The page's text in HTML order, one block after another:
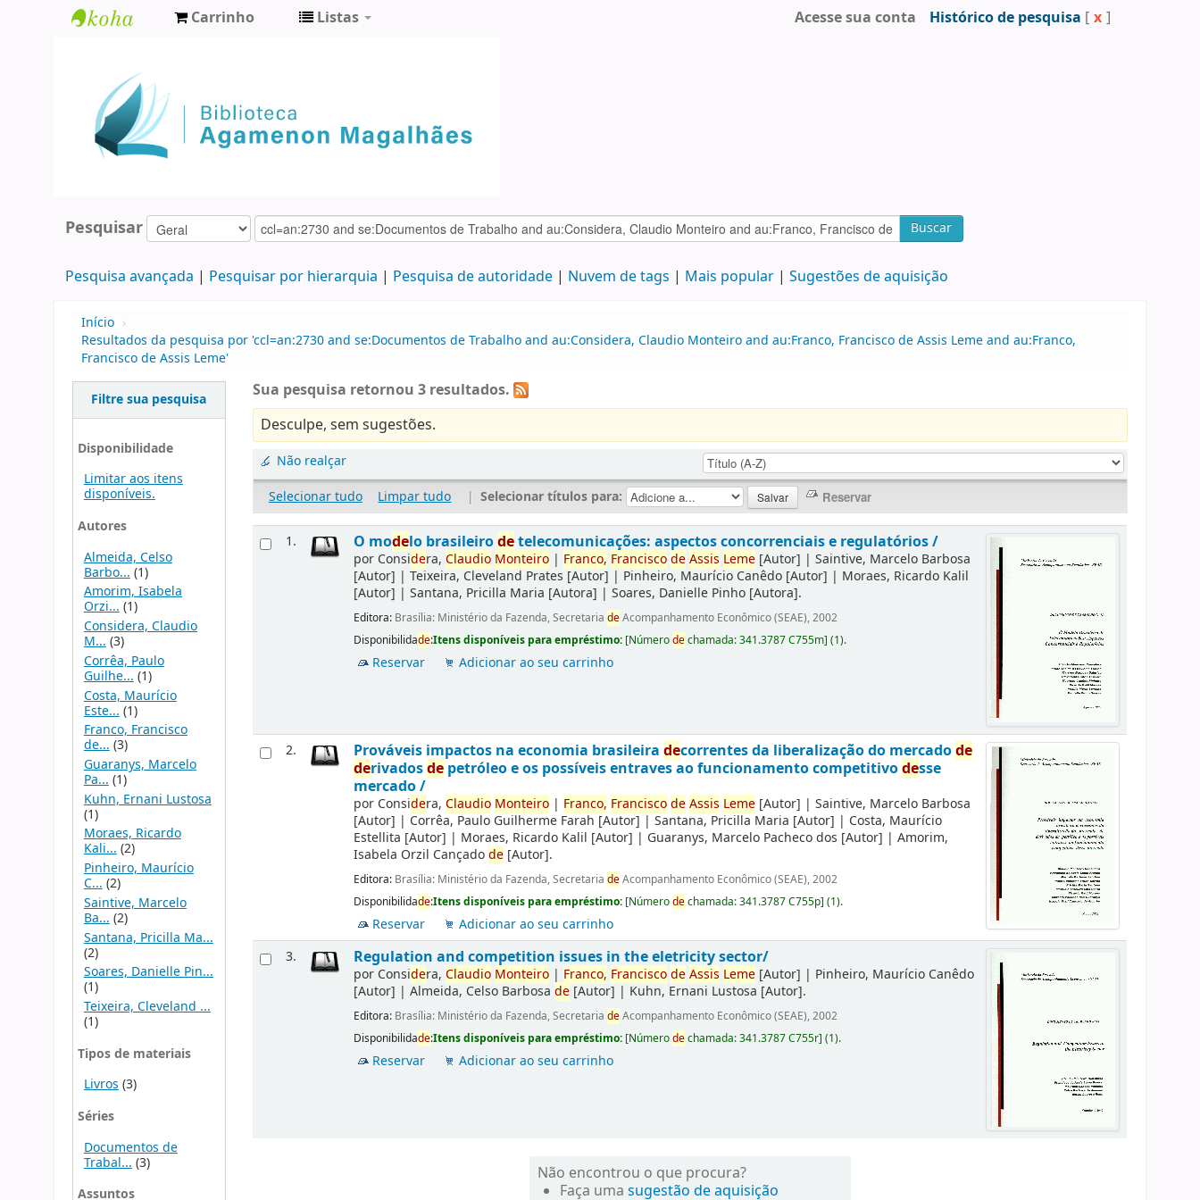
Agamenon
Magalhães
Carrinho Listas Acesse sua conta Histórico de pesquisa [ x ]
Pesquisar Buscar
Pesquisa avançada Pesquisar por hierarquia Pesquisa de autoridade Nuvem de tags Mais popular Sugestões de aquisição
Início ›
Resultados da pesquisa por 'ccl=an:2730 and se:Documentos de Trabalho and au:Considera, Claudio Monteiro and au:Franco, Francisco de Assis Leme and au:Franco,
Francisco de Assis Leme'
Filtre sua pesquisa
Disponibilidade
Limitar aos itens
disponíveis.
Autores
Almeida, Celso
Barbo... (1)
Amorim, Isabela
Orzi...(1)
Considera, Claudio
M... (3)
Corrêa, Paulo
Guilhe... (1)
Costa, Maurício
Este... (1)
Franco, Francisco
de...(3)
Guaranys, Marcelo
Pa... (1)
Kuhn, Ernani Lustosa
(1)
Moraes, Ricardo
Kali...(2)
Pinheiro, Maurício
C... (2)
Saintive, Marcelo
Ba... (2)
Santana, Pricilla Ma...
(2)
Soares, Danielle Pin...
(1)
Teixeira, Cleveland ...
(1)
Tipos de materiais
Livros(3)
Séries
Documentos de
Trabal... (3)
Assuntos
Sua pesquisa retornou 3 resultados.
Desculpe, sem sugestões.
Não realçar
Selecionar tudo
Limpar tudo | Selecionar títulos para:
1. O modelo brasileirodetelecomunicações: aspectos concorrenciais e regulatórios /
por Considera,Claudio Monteiro | Franco, FranciscodeAssis Leme [Autor] |Saintive, Marcelo Barbosa
[Autor] |Teixeira, Cleveland Prates [Autor] | Pinheiro, Maurício Canêdo [Autor] | Moraes, Ricardo Kalil
[Autor] |Santana, Pricilla Maria [Autora] |Soares, Danielle Pinho [Autora].
Editora: Brasília: Ministério da Fazenda, SecretariadeAcompanhamento Econômico (SEAE), 2002
Disponibilidade:Itens disponíveis para empréstimo: [Númerodechamada:341.3787 C755m](1).
Reservar Adicionar ao seu carrinho
2. Prováveis impactos na economia brasileiradecorrentes da liberalização do mercadode
derivadosde petróleo e os possíveis entraves ao funcionamento competitivodesse
mercado /
por Considera,Claudio Monteiro | Franco, FranciscodeAssis Leme [Autor] |Saintive, Marcelo Barbosa
[Autor] | Corrêa, Paulo Guilherme Farah [Autor] |Santana, Pricilla Maria [Autor] | Costa, Maurício
Estellita [Autor] | Moraes, Ricardo Kalil [Autor] | Guaranys, Marcelo Pacheco dos [Autor] |Amorim,
Isabela Orzil Cançadode [Autor].
Editora: Brasília: Ministério da Fazenda, SecretariadeAcompanhamento Econômico (SEAE), 2002
Disponibilidade:Itens disponíveis para empréstimo: [Númerodechamada:341.3787 C755p](1).
Reservar
Adicionar ao seu carrinho
3.
Regulation and competition issues in the eletricity sector/
por Considera,Claudio Monteiro | Franco, FranciscodeAssis Leme [Autor] | Pinheiro, Maurício Canêdo
[Autor] |Almeida, Celso Barbosade [Autor] | Kuhn, Ernani Lustosa [Autor].
Editora: Brasília: Ministério da Fazenda, SecretariadeAcompanhamento Econômico (SEAE), 2002
Disponibilidade:Itens disponíveis para empréstimo: [Númerodechamada:341.3787 C755r](1).
Reservar Adicionar ao seu carrinho
Não encontrou o que procura?
Faça uma sugestão de aquisição